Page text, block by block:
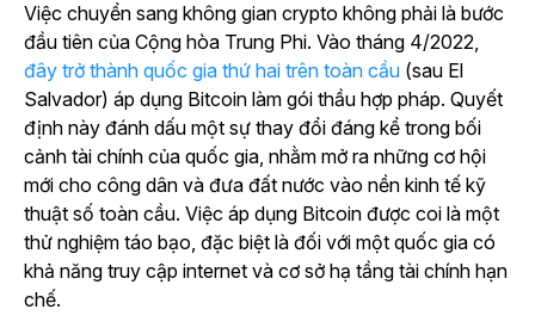
Việc chuyển sang không gian crypto không phải là bước
đầu tiên của Cộng hòa Trung Phi. Vào tháng 4/2022,
đây trở thành quốc gia thứ hai trên toàn cầu (sau El
Salvador) áp dụng Bitcoin làm gói thầu hợp pháp. Quyết
định này đánh dấu một sự thay đổi đáng kể trong bối
cảnh tài chính của quốc gia, nhằm mở ra những cơ hội
mới cho công dân và đưa đất nước vào nền kinh tế kỹ
thuật số toàn cầu. Việc áp dụng Bitcoin được coi là một
thử nghiệm táo bạo, đặc biệt là đối với một quốc gia có
khả năng truy cập internet và cơ sở hạ tầng tài chính hạn
chế.